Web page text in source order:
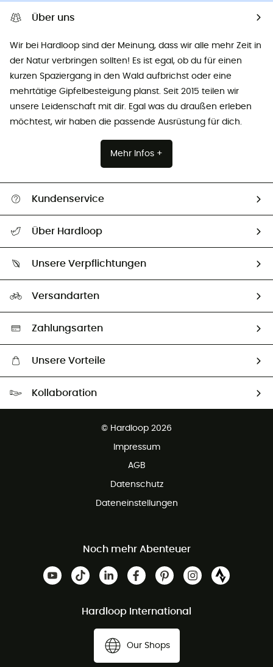
Über uns
Wir bei Hardloop sind der Meinung, dass wir alle mehr Zeit in
der Natur verbringen sollten! Es ist egal, ob du für einen
kurzen Spaziergang in den Wald aufbrichst oder eine
mehrtätige Gipfelbesteigung planst. Seit 2015 teilen wir
unsere Leidenschaft mit dir. Egal was du draußen erleben
möchtest, wir haben die passende Ausrüstung für dich.
Mehr Infos +
Kundenservice
Größentabelle
Vertrag widerrufen
Über Hardloop
Unsere Botschafter
Unsere Verpflichtungen
Auswahl an nachhaltigen Produkten
Versandarten
Zahlungsarten
Unsere Vorteile
Kollaboration
© Hardloop 2026
Impressum
AGB
Datenschutz
Dateneinstellungen
Noch mehr Abenteuer
Hardloop International
Our Shops